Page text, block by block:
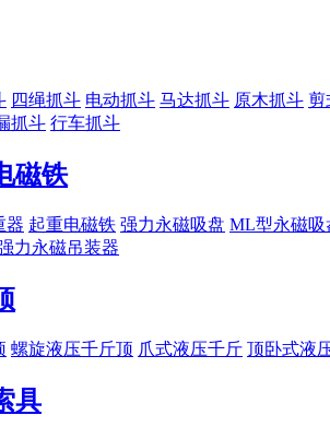
四绳抓斗 电动抓斗 马达抓斗 原木抓斗 剪
抓斗 行车抓斗
磁铁
器 起重电磁铁 强力永磁吸盘 ML型永磁吸
力永磁吊装器
螺旋液压千斤顶 爪式液压千斤 顶卧式液
具